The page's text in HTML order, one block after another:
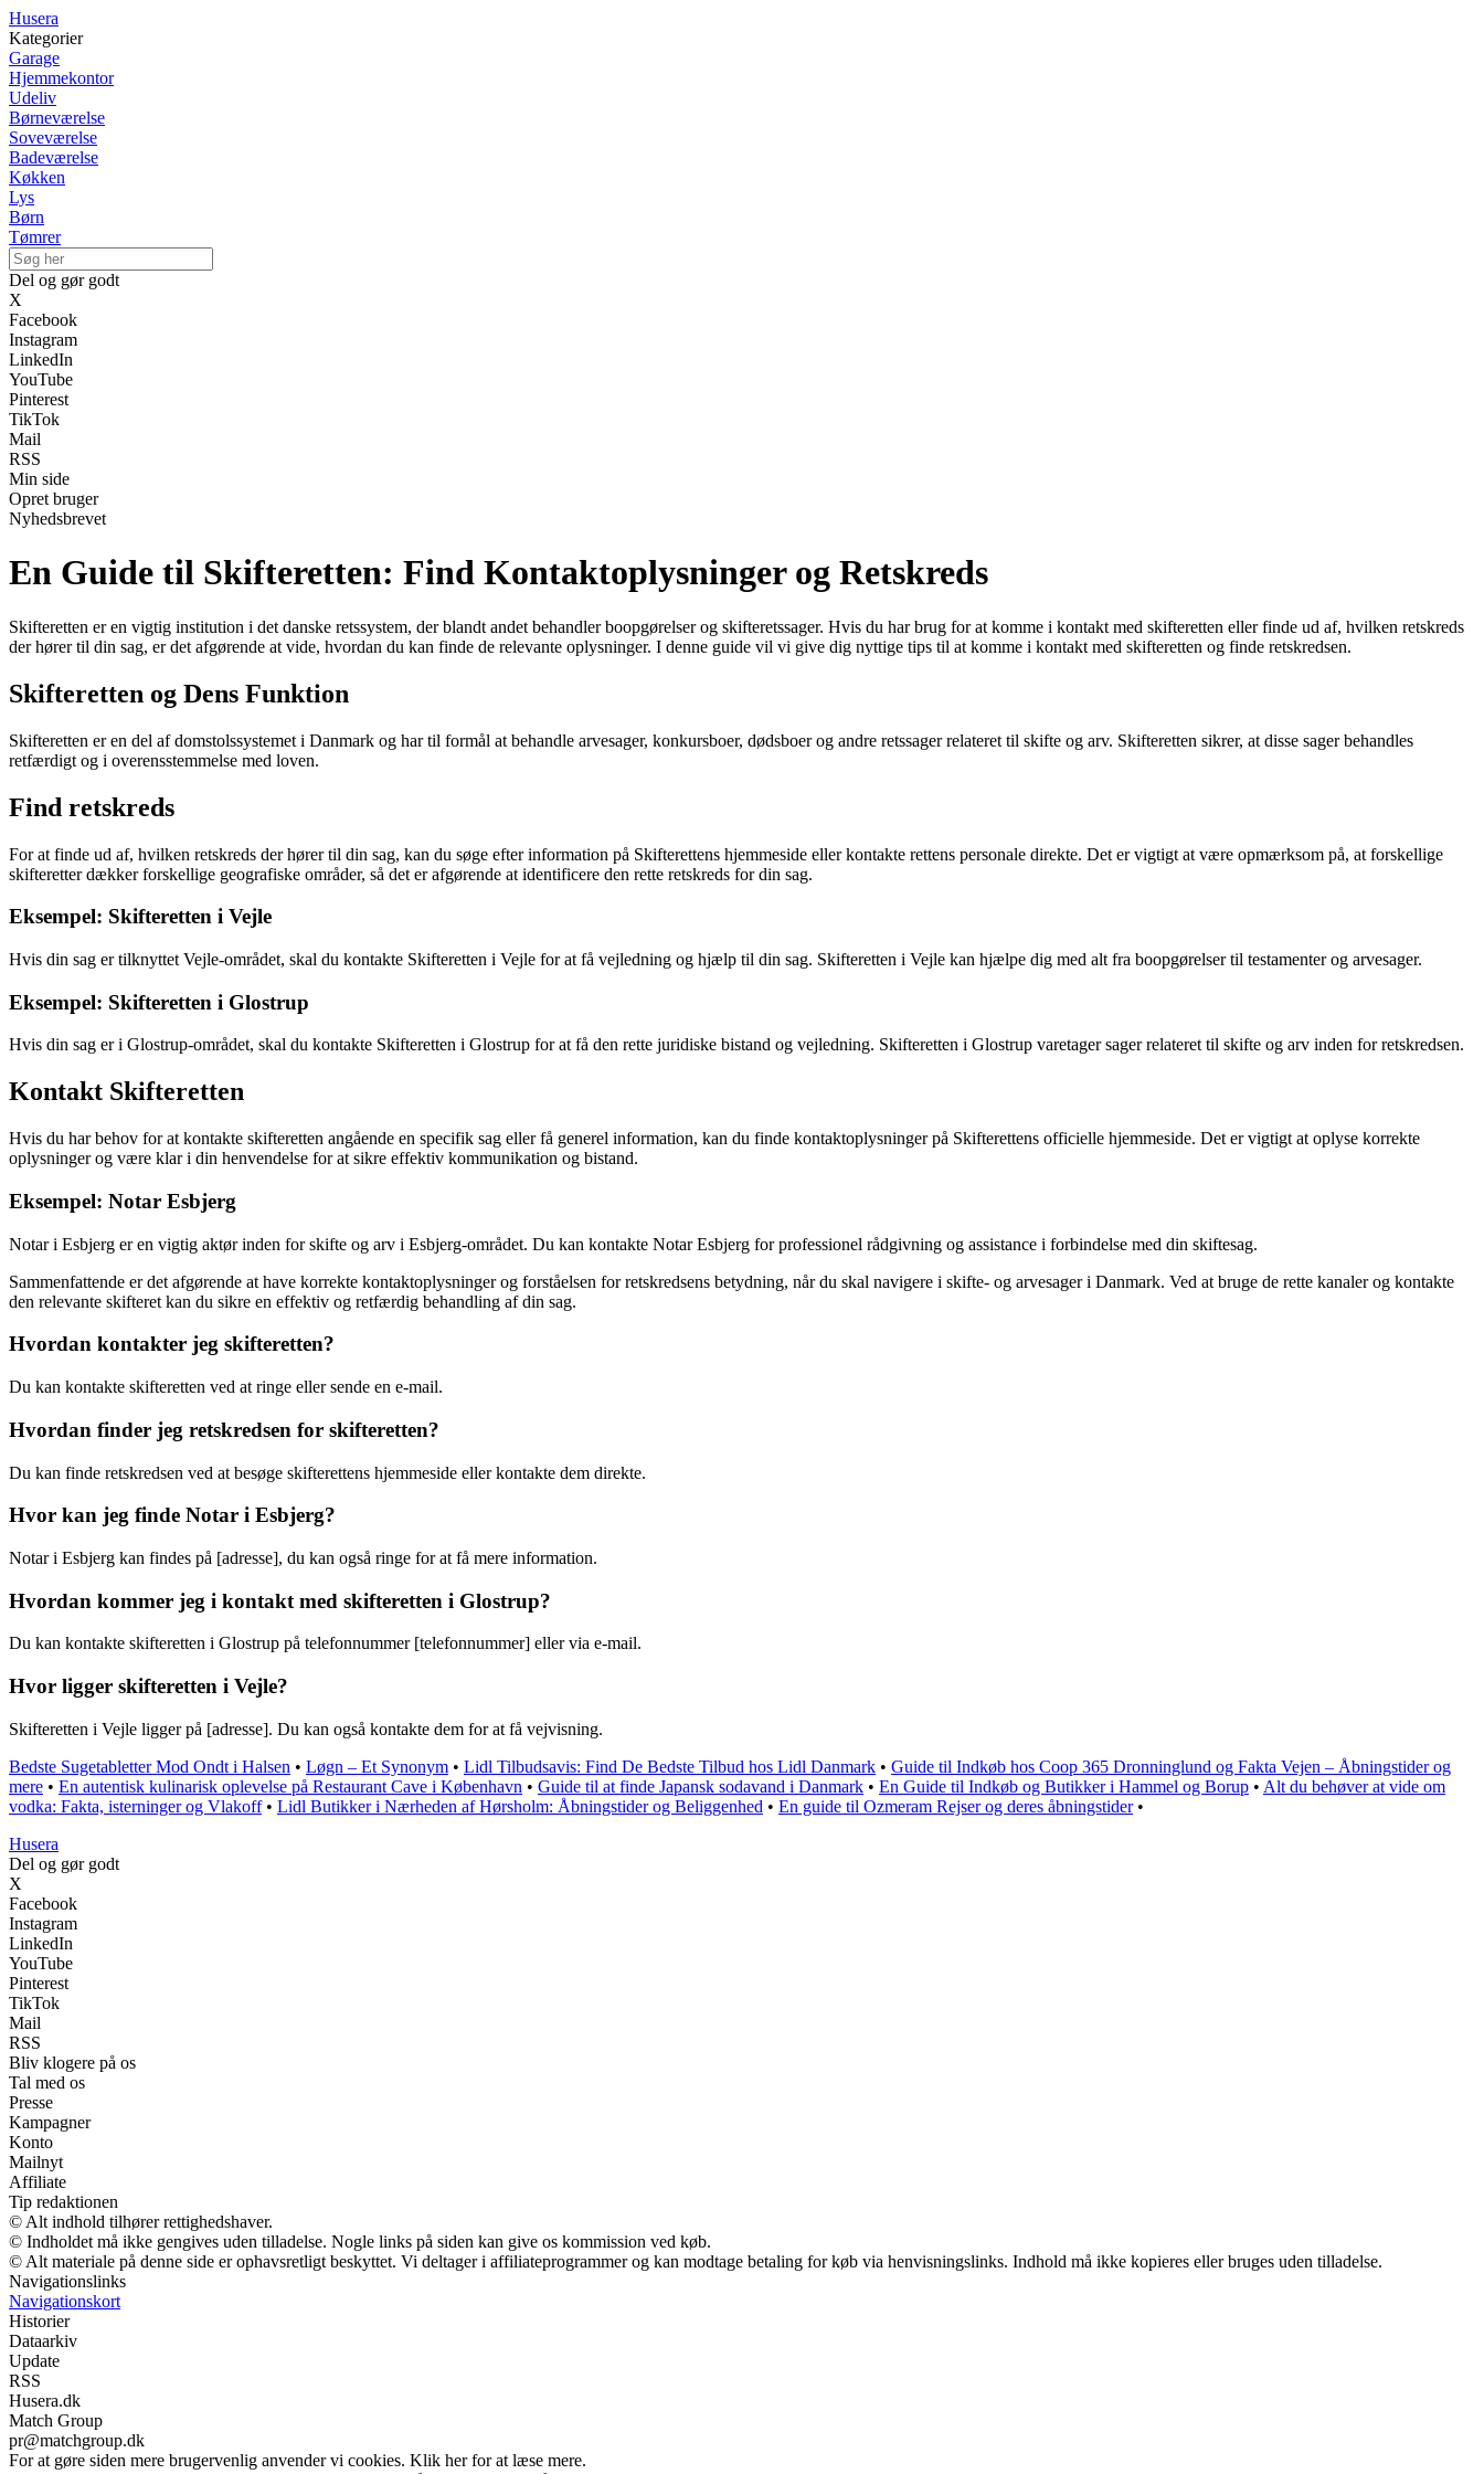
Husera
Kategorier
Garage
Hjemmekontor
Udeliv
Børneværelse
Soveværelse
Badeværelse
Køkken
Lys
Børn
Tømrer
Del og gør godt
X
Facebook
Instagram
LinkedIn
YouTube
Pinterest
TikTok
Mail
RSS
Min side
Opret bruger
Nyhedsbrevet
En Guide til Skifteretten: Find Kontaktoplysninger og Retskreds
Skifteretten er en vigtig institution i det danske retssystem, der blandt andet behandler boopgørelser og skifteretssager. Hvis du har brug for at komme i kontakt med skifteretten eller finde ud af, hvilken retskreds
der hører til din sag, er det afgørende at vide, hvordan du kan finde de relevante oplysninger. I denne guide vil vi give dig nyttige tips til at komme i kontakt med skifteretten og finde retskredsen.
Skifteretten og Dens Funktion
Skifteretten er en del af domstolssystemet i Danmark og har til formål at behandle arvesager, konkursboer, dødsboer og andre retssager relateret til skifte og arv. Skifteretten sikrer, at disse sager behandles
retfærdigt og i overensstemmelse med loven.
Find retskreds
For at finde ud af, hvilken retskreds der hører til din sag, kan du søge efter information på Skifterettens hjemmeside eller kontakte rettens personale direkte. Det er vigtigt at være opmærksom på, at forskellige
skifteretter dækker forskellige geografiske områder, så det er afgørende at identificere den rette retskreds for din sag.
Eksempel: Skifteretten i Vejle
Hvis din sag er tilknyttet Vejle-området, skal du kontakte Skifteretten i Vejle for at få vejledning og hjælp til din sag. Skifteretten i Vejle kan hjælpe dig med alt fra boopgørelser til testamenter og arvesager.
Eksempel: Skifteretten i Glostrup
Hvis din sag er i Glostrup-området, skal du kontakte Skifteretten i Glostrup for at få den rette juridiske bistand og vejledning. Skifteretten i Glostrup varetager sager relateret til skifte og arv inden for retskredsen.
Kontakt Skifteretten
Hvis du har behov for at kontakte skifteretten angående en specifik sag eller få generel information, kan du finde kontaktoplysninger på Skifterettens officielle hjemmeside. Det er vigtigt at oplyse korrekte
oplysninger og være klar i din henvendelse for at sikre effektiv kommunikation og bistand.
Eksempel: Notar Esbjerg
Notar i Esbjerg er en vigtig aktør inden for skifte og arv i Esbjerg-området. Du kan kontakte Notar Esbjerg for professionel rådgivning og assistance i forbindelse med din skiftesag.
Sammenfattende er det afgørende at have korrekte kontaktoplysninger og forståelsen for retskredsens betydning, når du skal navigere i skifte- og arvesager i Danmark. Ved at bruge de rette kanaler og kontakte
den relevante skifteret kan du sikre en effektiv og retfærdig behandling af din sag.
Hvordan kontakter jeg skifteretten?
Du kan kontakte skifteretten ved at ringe eller sende en e-mail.
Hvordan finder jeg retskredsen for skifteretten?
Du kan finde retskredsen ved at besøge skifterettens hjemmeside eller kontakte dem direkte.
Hvor kan jeg finde Notar i Esbjerg?
Notar i Esbjerg kan findes på [adresse], du kan også ringe for at få mere information.
Hvordan kommer jeg i kontakt med skifteretten i Glostrup?
Du kan kontakte skifteretten i Glostrup på telefonnummer [telefonnummer] eller via e-mail.
Hvor ligger skifteretten i Vejle?
Skifteretten i Vejle ligger på [adresse]. Du kan også kontakte dem for at få vejvisning.
Bedste Sugetabletter Mod Ondt i Halsen • Løgn – Et Synonym • Lidl Tilbudsavis: Find De Bedste Tilbud hos Lidl Danmark • Guide til Indkøb hos Coop 365 Dronninglund og Fakta Vejen – Åbningstider og
mere • En autentisk kulinarisk oplevelse på Restaurant Cave i København • Guide til at finde Japansk sodavand i Danmark • En Guide til Indkøb og Butikker i Hammel og Borup • Alt du behøver at vide om
vodka: Fakta, isterninger og Vlakoff• Lidl Butikker i Nærheden af Hørsholm: Åbningstider og Beliggenhed • En guide til Ozmeram Rejser og deres åbningstider•
Husera
Del og gør godt
X
Facebook
Instagram
LinkedIn
YouTube
Pinterest
TikTok
Mail
RSS
Bliv klogere på os
Tal med os
Presse
Kampagner
Konto
Mailnyt
Affiliate
Tip redaktionen
© Alt indhold tilhører rettighedshaver.
© Indholdet må ikke gengives uden tilladelse. Nogle links på siden kan give os kommission ved køb.
© Alt materiale på denne side er ophavsretligt beskyttet. Vi deltager i affiliateprogrammer og kan modtage betaling for køb via henvisningslinks. Indhold må ikke kopieres eller bruges uden tilladelse.
Navigationslinks
Navigationskort
Historier
Dataarkiv
Update
RSS
Husera.dk
Match Group
pr@matchgroup.dk
For at gøre siden mere brugervenlig anvender vi cookies. Klik her for at læse mere.